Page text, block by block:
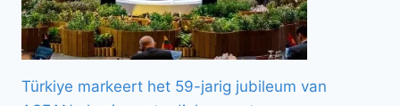
Türkiye markeert het 59-jarig jubileum van